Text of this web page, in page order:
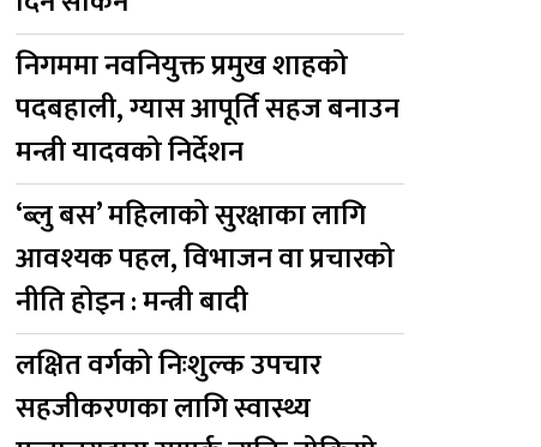
निगममा नवनियुक्त प्रमुख शाहको
पदबहाली, ग्यास आपूर्ति सहज बनाउन
मन्त्री यादवको निर्देशन
‘ब्लु बस’ महिलाको सुरक्षाका लागि
आवश्यक पहल, विभाजन वा प्रचारको
नीति होइन : मन्त्री बादी
लक्षित वर्गको निःशुल्क उपचार
सहजीकरणका लागि स्वास्थ्य